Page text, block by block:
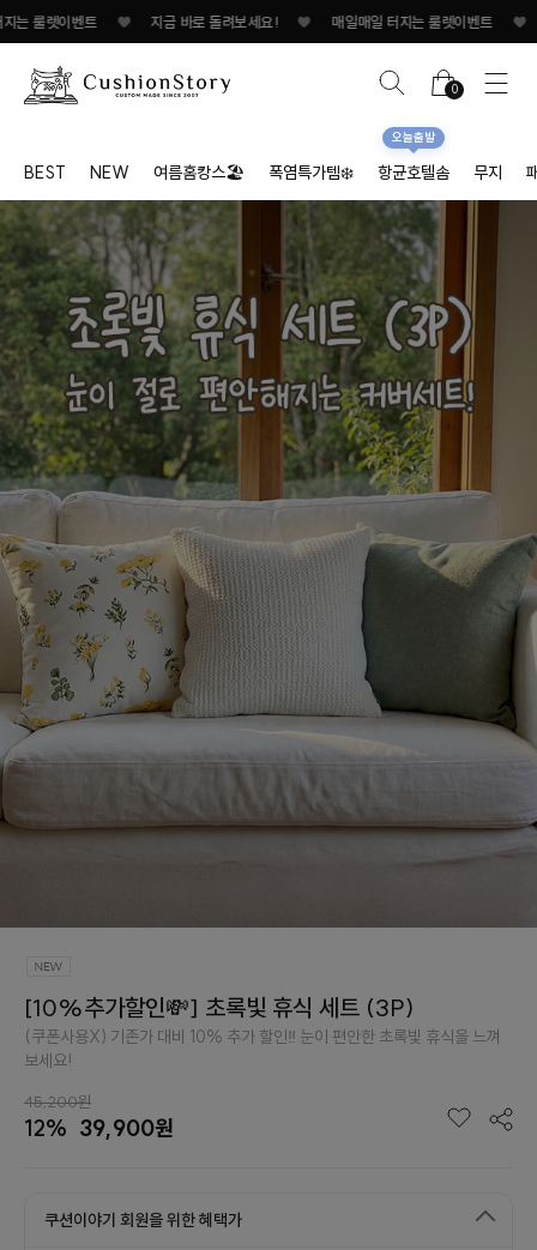
벤트 ♥ 지금 바로 돌려보세요! ♥ 매일매일 터지는 룰렛이벤트 ♥ 지금 바
0
BEST NEW 여름홈캉스🏖 폭염특가템❄️ 항균호텔솜
오늘출발
무지
[10%추가할인💸] 초록빛 휴식 세트 (3P)
(쿠폰사용X) 기존가 대비 10% 추가 할인‼️ 눈이 편안한 초록빛 휴식을 느껴
보세요!
45,200원
12% 39,900원
쿠션이야기 회원을 위한 혜택가